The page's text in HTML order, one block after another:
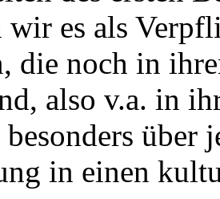
wir es als
die noch in
also v.a. in
über
in einen